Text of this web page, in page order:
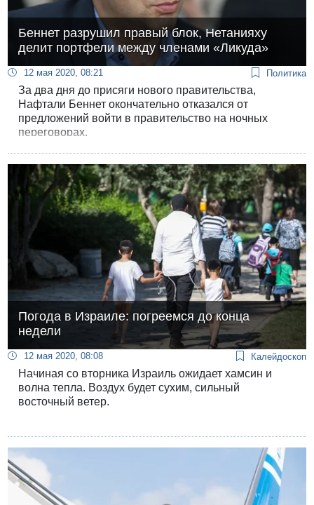
Беннет разрушил правый блок, Нетанияху
делит портфели между членами «Ликуда»
12 мая 2020, 08:21 Политика
За два дня до присяги нового правительства,
Нафтали Беннет окончательно отказался от
предложений войти в правительство на ночных
переговорах.
Погода в Израиле: погреемся до конца
недели
12 мая 2020, 08:08 Калейдоскоп
Начиная со вторника Израиль ожидает хамсин и
волна тепла. Воздух будет сухим, сильный
восточный ветер.